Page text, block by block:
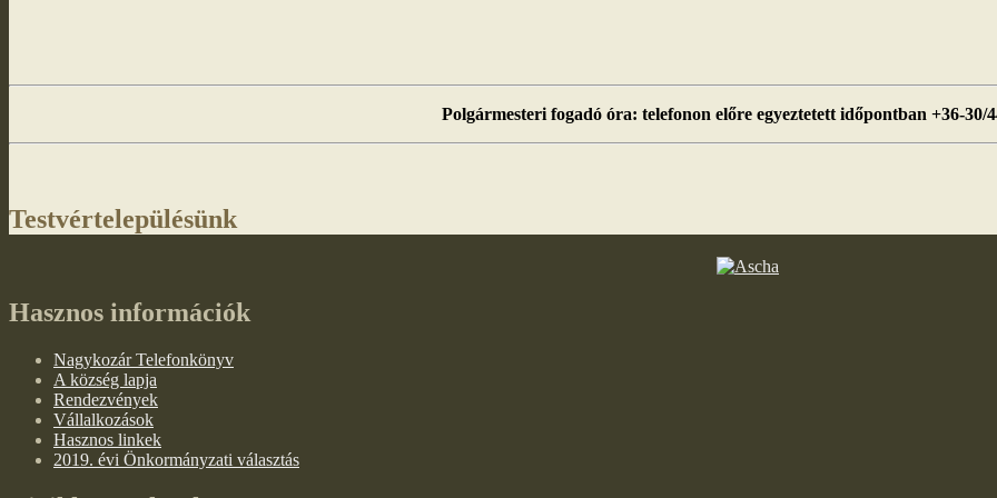
Polgármesteri fogadó óra: telefonon előre egyeztetett időpontban +36-30/
Testvértelepülésünk
Hasznos információk
Nagykozár Telefonkönyv
A község lapja
Rendezvények
Vállalkozások
Hasznos linkek
2019. évi Önkormányzati választás